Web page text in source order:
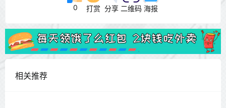
0 打赏 分享 二维码 海报
相关推荐